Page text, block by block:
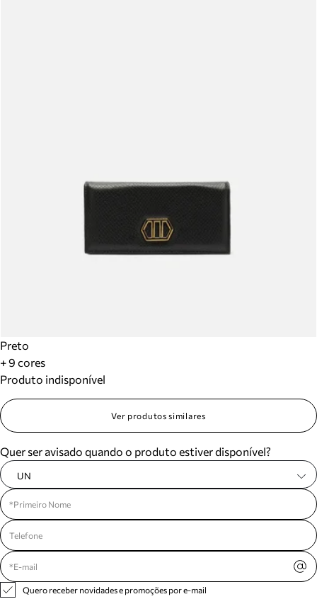
Preto
+ 9 cores
Produto indisponível
Ver produtos similares
Quer ser avisado quando o produto estiver disponível?
UN
Quero receber novidades e promoções por e-mail